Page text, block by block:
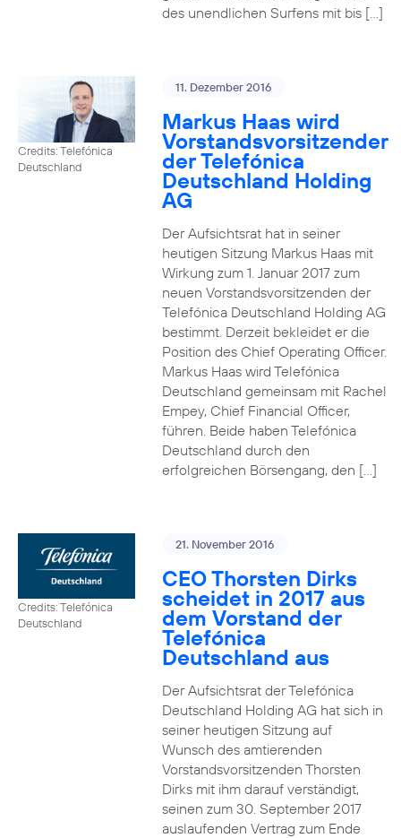
des unendlichen Surfens mit bis […]
Credits: Telefónica
Deutschland
11. Dezember 2016
Markus Haas wird
Vorstandsvorsitzender
der Telefónica
Deutschland Holding
AG
Der Aufsichtsrat hat in seiner
heutigen Sitzung Markus Haas mit
Wirkung zum 1. Januar 2017 zum
neuen Vorstandsvorsitzenden der
Telefónica Deutschland Holding AG
bestimmt. Derzeit bekleidet er die
Position des Chief Operating Officer.
Markus Haas wird Telefónica
Deutschland gemeinsam mit Rachel
Empey, Chief Financial Officer,
führen. Beide haben Telefónica
Deutschland durch den
erfolgreichen Börsengang, den […]
Credits: Telefónica
Deutschland
21. November 2016
CEO Thorsten Dirks
scheidet in 2017 aus
dem Vorstand der
Telefónica
Deutschland aus
Der Aufsichtsrat der Telefónica
Deutschland Holding AG hat sich in
seiner heutigen Sitzung auf
Wunsch des amtierenden
Vorstandsvorsitzenden Thorsten
Dirks mit ihm darauf verständigt,
seinen zum 30. September 2017
auslaufenden Vertrag zum Ende